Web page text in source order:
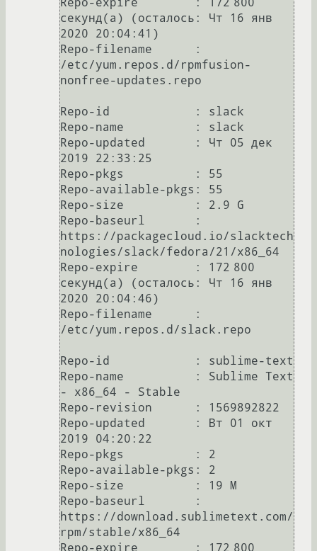
Repo-expire        : 172 800
секунд(а) (осталось: Чт 16 янв
2020 20:04:41)
Repo-filename      :
/etc/yum.repos.d/rpmfusion-
nonfree-updates.repo
Repo-id            : slack
Repo-name          : slack
Repo-updated       : Чт 05 дек
2019 22:33:25
Repo-pkgs          : 55
Repo-available-pkgs: 55
Repo-size          : 2.9 G
Repo-baseurl       :
https://packagecloud.io/slacktech
nologies/slack/fedora/21/x86_64
Repo-expire        : 172 800
секунд(а) (осталось: Чт 16 янв
2020 20:04:46)
Repo-filename      :
/etc/yum.repos.d/slack.repo
Repo-id            : sublime-text
Repo-name          : Sublime Text
- x86_64 - Stable
Repo-revision      : 1569892822
Repo-updated       : Вт 01 окт
2019 04:20:22
Repo-pkgs          : 2
Repo-available-pkgs: 2
Repo-size          : 19 M
Repo-baseurl       :
https://download.sublimetext.com/
rpm/stable/x86_64
Repo-expire        : 172 800